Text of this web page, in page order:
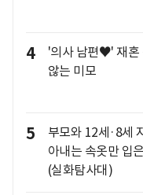
4
'의사 남편♥' 재혼
않는 미모
5
부모와 12세·8세
아내는 속옷만 입
(실화탐사대)